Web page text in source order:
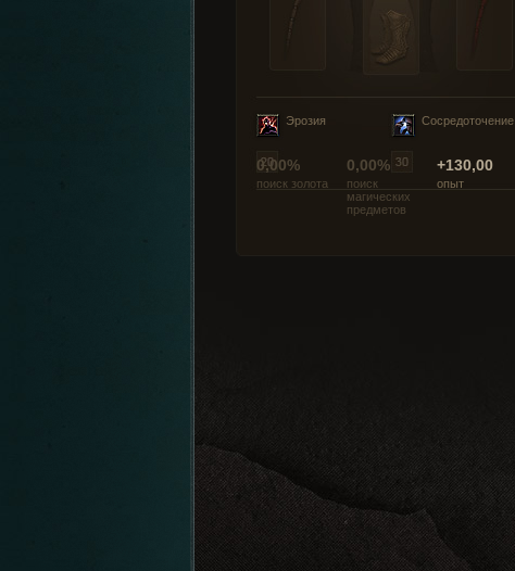
Эрозия Сосредоточение
0,00%
поиск золота
0,00%
поиск
магических
предметов
+130,00
опыт